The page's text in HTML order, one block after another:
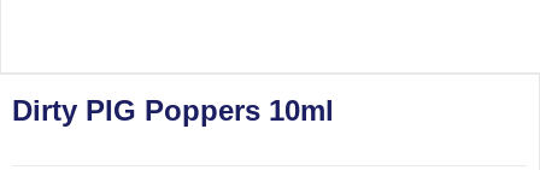
Dirty PIG Poppers 10ml